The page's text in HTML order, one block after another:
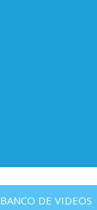
BANCO DE VIDEOS